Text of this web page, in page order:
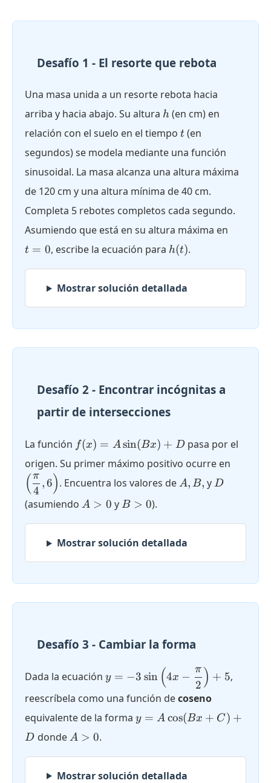
Desafío 1 - El resorte que rebota
Una masa unida a un resorte rebota hacia
arriba y hacia abajo. Su altura h
h (en cm) en
relación con el suelo en el tiempo t
t (en
segundos) se modela mediante una función
sinusoidal. La masa alcanza una altura máxima
de 120 cm y una altura mínima de 40 cm.
Completa 5 rebotes completos cada segundo.
Asumiendo que está en su altura máxima en
t = 0, escribe la ecuación para h(t)
h(t).
Mostrar solución detallada
Desafío 2 - Encontrar incógnitas a
partir de intersecciones
La función f(x) = A
\sin(Bx)
+ D
f(x) = Asin(Bx) + D pasa por el
origen. Su primer máximo positivo ocurre en
( 4
π
,6). Encuentra los valores de A,
A, B, yD
D
(asumiendo A
A > 0 y B
B > 0).
Mostrar solución detallada
Desafío 3 - Cambiar la forma
Dada la ecuación y = -3
\sin\left(4x
-
\dfrac{\pi}
y = −3 sin (4x −
2
π ) + 5,
reescríbela como una función decoseno
equivalente de la forma y = A
D
y = A cos(Bx + C) +
D donde A
A > 0.
Mostrar solución detallada